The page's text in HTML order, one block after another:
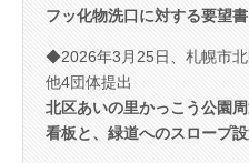
フッ化物洗口に対する要望書
◆2026年3月25日、札幌市北
他4団体提出
北区あいの里かっこう公園
看板と、緑道へのスロープ